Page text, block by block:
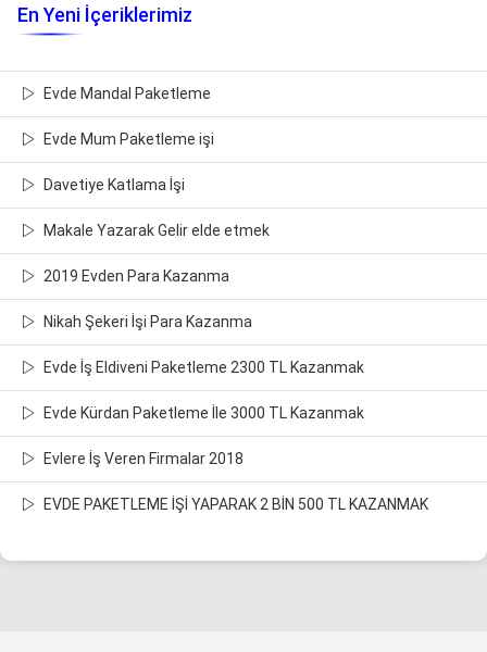
En Yeni İçeriklerimiz
Evde Mandal Paketleme
Evde Mum Paketleme işi
Davetiye Katlama İşi
Makale Yazarak Gelir elde etmek
2019 Evden Para Kazanma
Nikah Şekeri İşi Para Kazanma
Evde İş Eldiveni Paketleme 2300 TL Kazanmak
Evde Kürdan Paketleme İle 3000 TL Kazanmak
Evlere İş Veren Firmalar 2018
EVDE PAKETLEME İŞİ YAPARAK 2 BİN 500 TL KAZANMAK